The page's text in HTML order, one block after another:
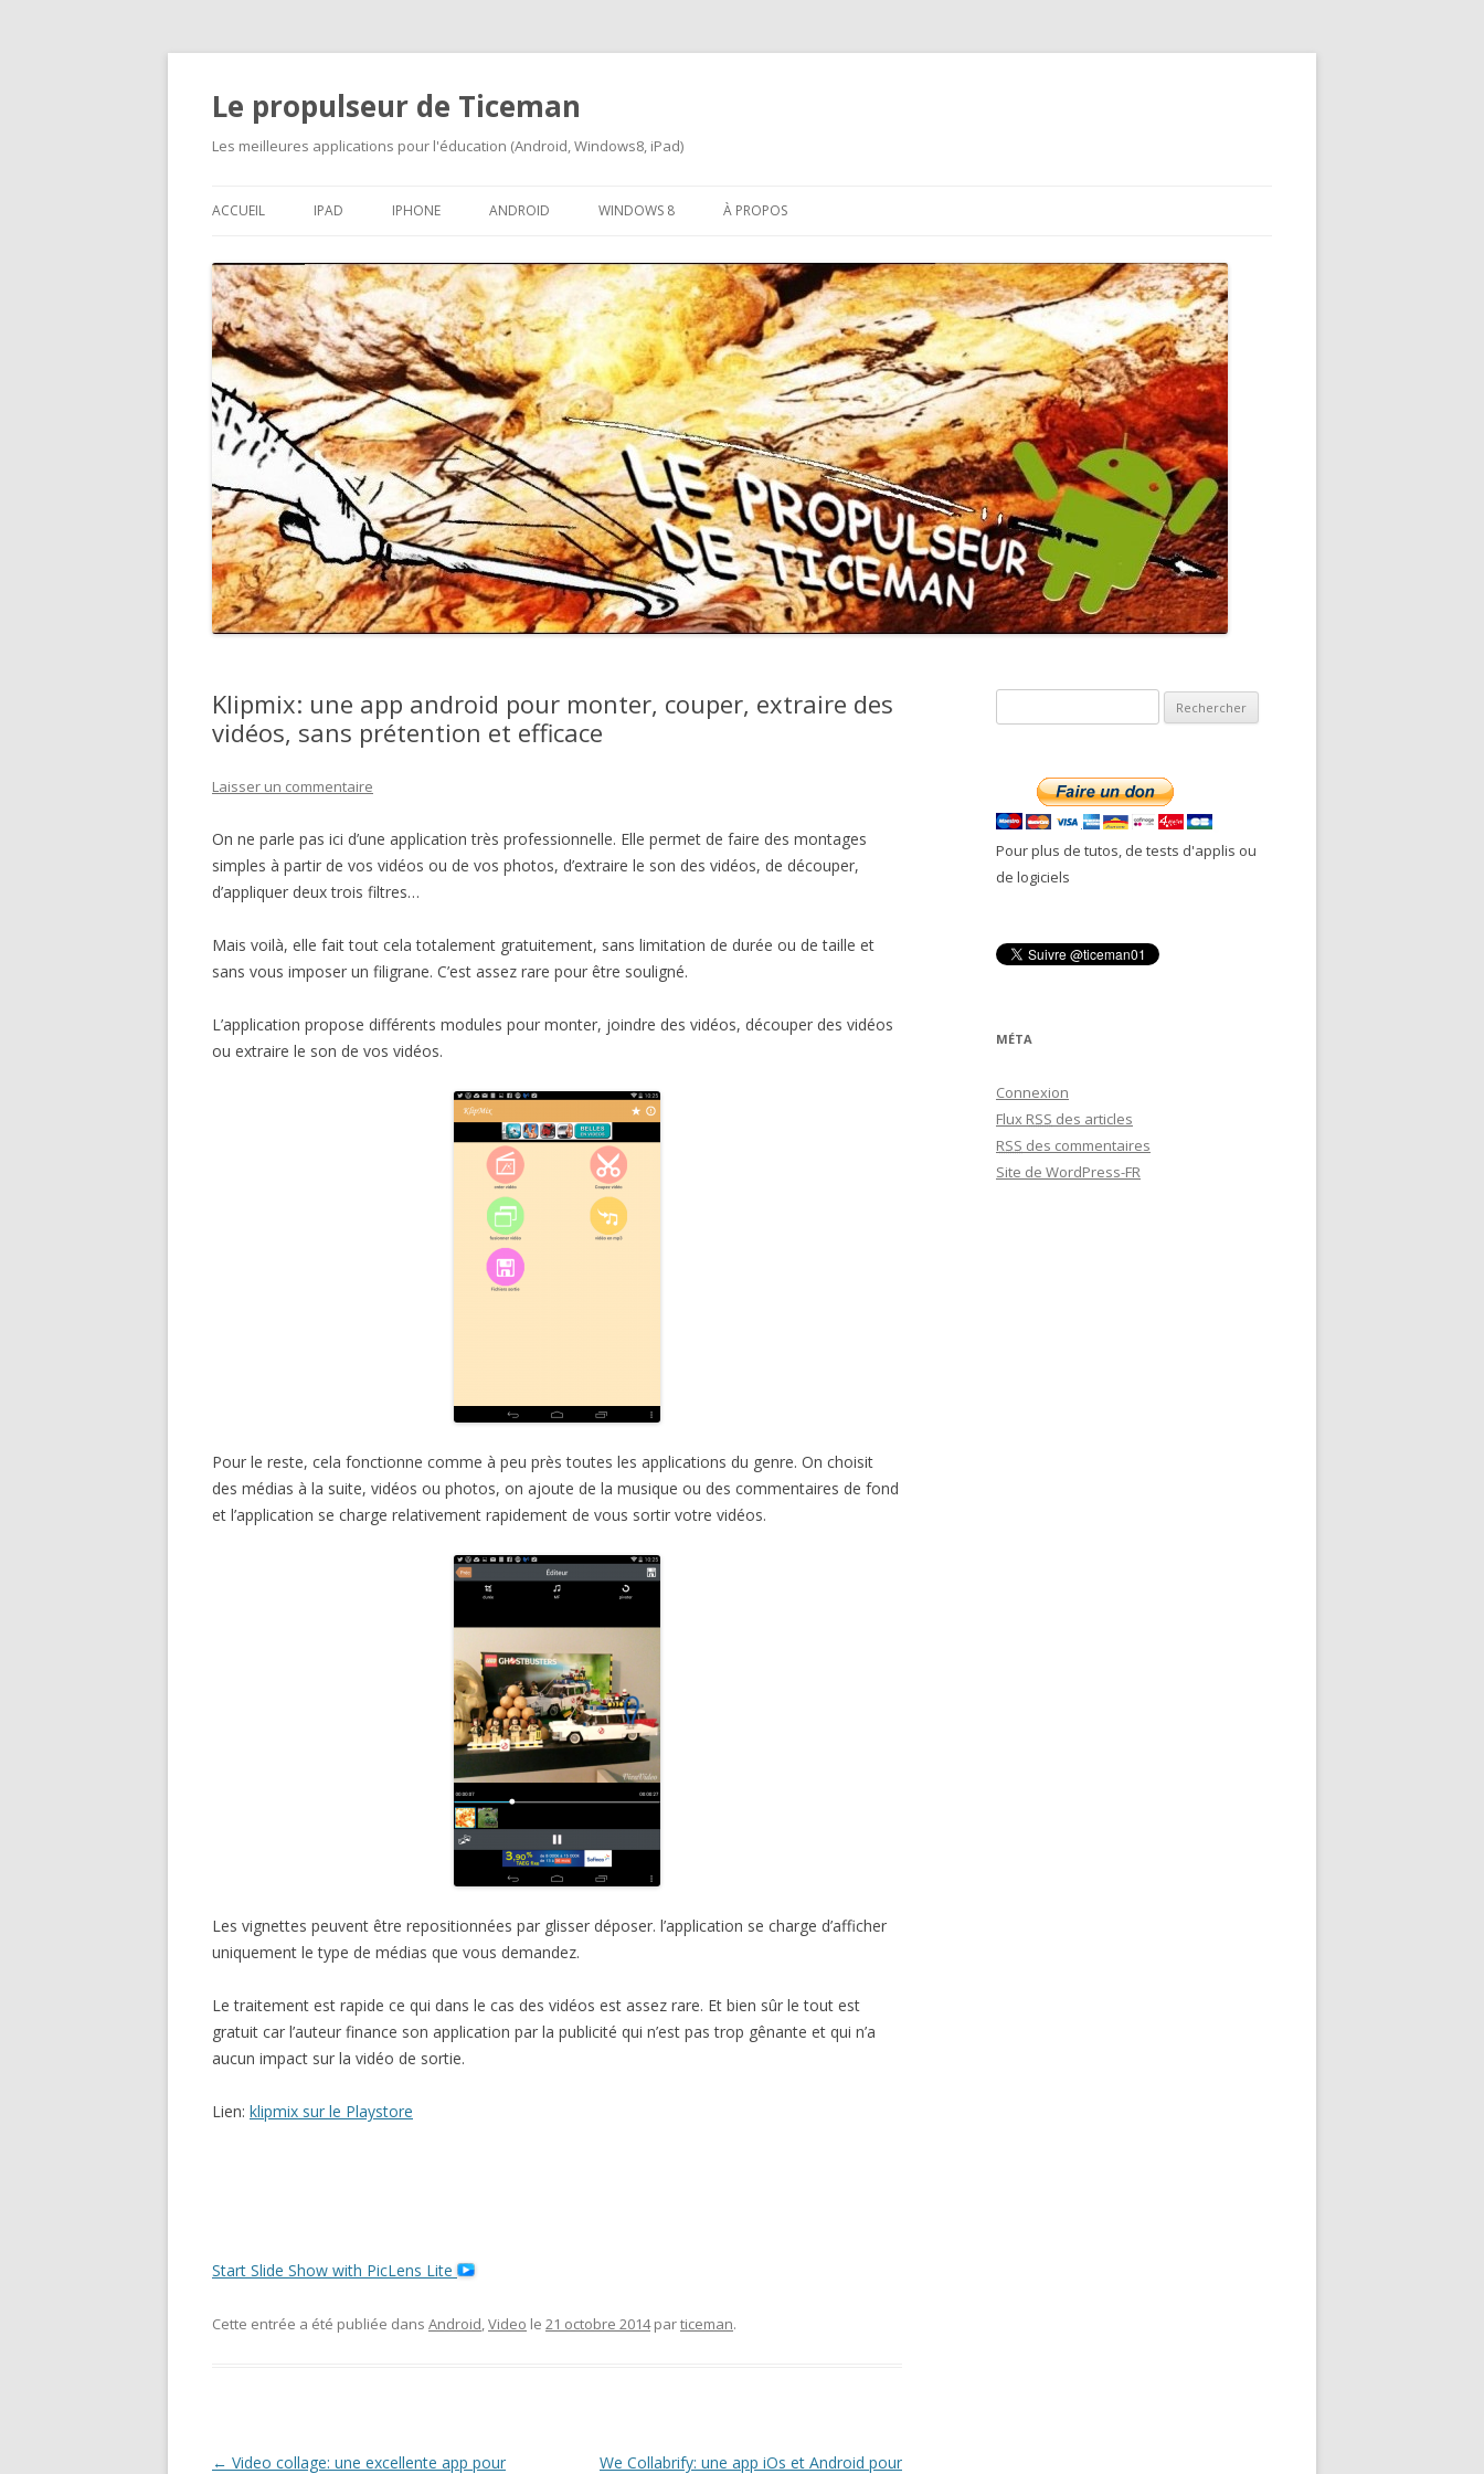
Le propulseur de Ticeman
Les meilleures applications pour l'éducation (Android, Windows8, iPad)
au
ACCUEIL IPAD IPHONE ANDROID WINDOWS 8 À PROPOS
Klipmix: une app android pour monter, couper, extraire des
vidéos, sans prétention et efficace
Laisser un commentaire
On ne parle pas ici d’une application très professionnelle. Elle permet de faire des montages
simples à partir de vos vidéos ou de vos photos, d’extraire le son des vidéos, de découper,
d’appliquer deux trois filtres…
Mais voilà, elle fait tout cela totalement gratuitement, sans limitation de durée ou de taille et
sans vous imposer un filigrane. C’est assez rare pour être souligné.
L’application propose différents modules pour monter, joindre des vidéos, découper des vidéos
ou extraire le son de vos vidéos.
Pour le reste, cela fonctionne comme à peu près toutes les applications du genre. On choisit
des médias à la suite, vidéos ou photos, on ajoute de la musique ou des commentaires de fond
et l’application se charge relativement rapidement de vous sortir votre vidéos.
Les vignettes peuvent être repositionnées par glisser déposer. l’application se charge d’afficher
uniquement le type de médias que vous demandez.
Le traitement est rapide ce qui dans le cas des vidéos est assez rare. Et bien sûr le tout est
gratuit car l’auteur finance son application par la publicité qui n’est pas trop gênante et qui n’a
aucun impact sur la vidéo de sortie.
Lien: klipmix sur le Playstore
Start Slide Show with PicLens Lite
Cette entrée a été publiée dans Android,Video le 21 octobre 2014 particeman.
Navigation
← Video collage: une excellente app pour We Collabrify: une app iOs et Android pour
e
e
r
c
h
r
Pour plus de tutos, de tests d'applis ou
de logiciels
MÉTA
Connexion
Flux RSS des articles
RSS des commentaires
Site de WordPress-FR